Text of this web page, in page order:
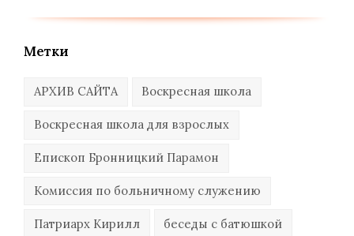
Метки
АРХИВ САЙТА Воскресная школа
Воскресная школа для взрослых
Епископ Бронницкий Парамон
Комиссия по больничному служению
Патриарх Кирилл беседы с батюшкой